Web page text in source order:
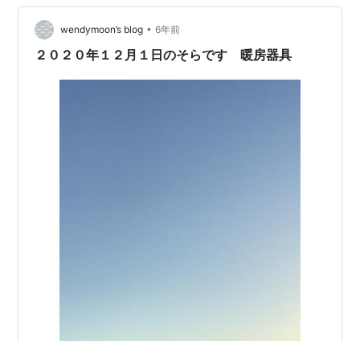
wendymoon’s blog • 6年前
２０２０年１２月１日のそらです 暖房器具